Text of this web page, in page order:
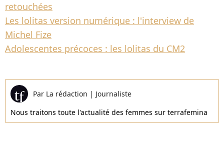
retouchées
Les lolitas version numérique : l'interview de
Michel Fize
Adolescentes précoces : les lolitas du CM2
Par La rédaction | Journaliste
Nous traitons toute l'actualité des femmes sur terrafemina